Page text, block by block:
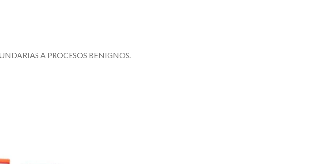
A PROCESOS BENIGNOS.